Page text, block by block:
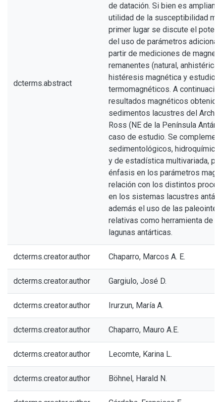
dcterms.abstract
de datación. Si bien es
utilidad de la susceptibilidad
primer lugar se discute el
del uso de parámetros
partir de mediciones de
remanentes (natural, anhistérica
histéresis magnética y estudios
termomagnéticos. A
resultados magnéticos
sedimentos lacustres del
Ross (NE de la Península
caso de estudio. Se
sedimentológicos,
y de estadística multivariada,
énfasis en los parámetros
relación con los distintos
en los sistemas lacustres
además el uso de las
relativas como herramienta de
lagunas antárticas.
dcterms.creator.author Chaparro, Marcos A. E.
dcterms.creator.author Gargiulo, José D.
dcterms.creator.author Irurzun, María A.
dcterms.creator.author Chaparro, Mauro A.E.
dcterms.creator.author Lecomte, Karina L.
dcterms.creator.author Böhnel, Harald N.